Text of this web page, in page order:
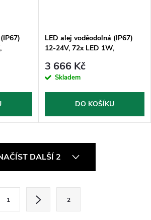
LED alej voděodolná (IP67)
12-24V, 72x LED 1W,
3 666 Kč
Skladem
DO KOŠÍKU
DALŠÍ 2
1 2